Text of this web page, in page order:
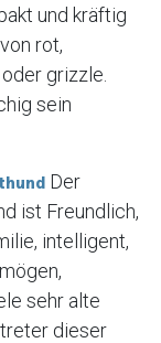
und kräftig
rot,
grizzle.
sein
Der
ist Freundlich,
intelligent,
sehr alte
dieser